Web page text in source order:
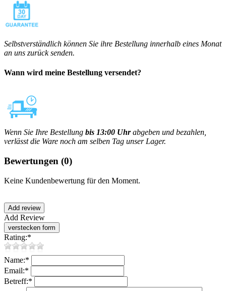
Selbstverständlich können Sie ihre Bestellung innerhalb eines Monat
an uns zurück senden.
Wann wird meine Bestellung versendet?
Wenn Sie Ihre Bestellung bis 13:00 Uhrabgeben und bezahlen,
verlässt die Ware noch am selben Tag unser Lager.
Bewertungen (0)
Keine Kundenbewertung für den Moment.
Add Review
Rating:*
Name:*
Email:*
Betreff:*